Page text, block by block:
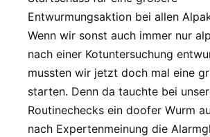
Entwurmungsaktion bei allen
Wenn wir sonst auch immer nur
nach einer Kotuntersuchung
mussten wir jetzt doch mal eine
starten. Denn da tauchte bei
Routinechecks ein doofer Wurm
nach Expertenmeinung die